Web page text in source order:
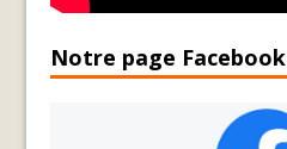
Notre page Facebook